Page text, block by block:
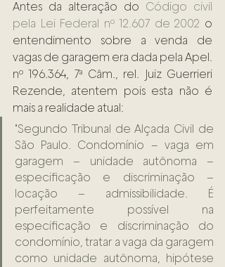
Antes da alteração do Código civil
pela Lei Federal nº 12.607 de 2002 o
entendimento sobre a venda de
vagas de garagem era dada pela Apel.
nº 196.364, 7ª Câm., rel. Juiz Guerrieri
Rezende, atentem pois esta não é
mais a realidade atual:
"Segundo Tribunal de Alçada Civil de
São Paulo. Condomínio – vaga em
garagem – unidade autônoma –
especificação e discriminação –
locação – admissibilidade. É
perfeitamente possível na
especificação e discriminação do
condomínio, tratar a vaga da garagem
como unidade autônoma, hipótese